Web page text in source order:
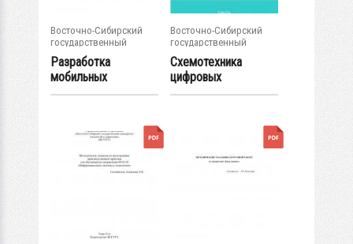
Восточно-Сибирский
государственный
университет...
Разработка
мобильных
приложений для
Восточно-Сибирский
государственный
университет...
Схемотехника
цифровых
вычислительных